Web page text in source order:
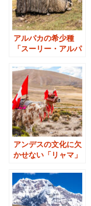
アルパカの希少種
「スーリー・アルパ
アンデスの文化に欠
かせない「リャマ」